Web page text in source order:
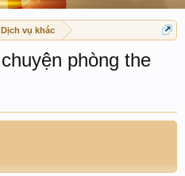
vụ khác
phòng the